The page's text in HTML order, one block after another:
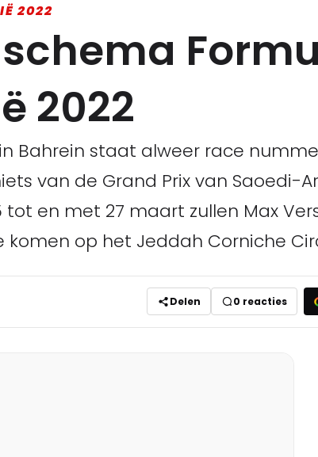
2022
2022
Bahrein staat alweer race
van de Grand Prix van Saoedi-
en met 27 maart zullen Max
op het Jeddah Corniche
Delen 0 reacties